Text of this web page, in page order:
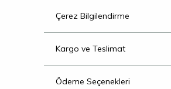
Çerez Bilgilendirme
Kargo ve Teslimat
Ödeme Seçenekleri